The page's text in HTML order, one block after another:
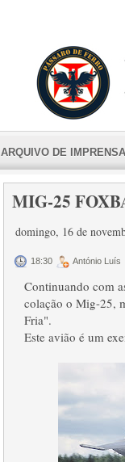
ARQUIVO DE IMPRENSA
MIG-25
domingo, 16 de
18:30 António Luís
Continuando com
colação o Mig-25,
Fria".
Este avião é um